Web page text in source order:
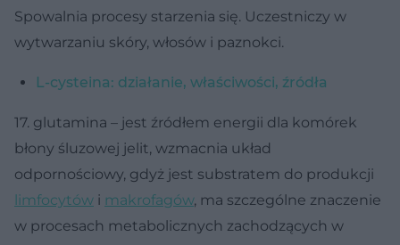
Spowalnia procesy starzenia się. Uczestniczy w
wytwarzaniu skóry, włosów i paznokci.
L-cysteina: działanie, właściwości, źródła
17. glutamina – jest źródłem energii dla komórek
błony śluzowej jelit, wzmacnia układ
odpornościowy, gdyż jest substratem do produkcji
limfocytów i makrofagów, ma szczególne znaczenie
w procesach metabolicznych zachodzących w